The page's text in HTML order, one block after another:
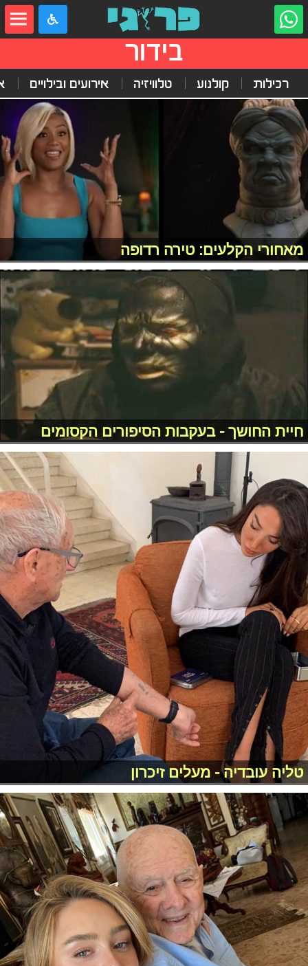
בידור
רכילות קולנוע טלוויזיה אירועים ובילויים
מאחורי הקלעים: טירה רדופה
חיית החושך - בעקבות הסיפורים הקסומים
טליה עובדיה - מעלים זיכרון